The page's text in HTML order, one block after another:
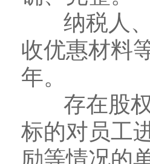
纳税人、
收优惠材料
年。
存在股权
标的对员工
励等情况的